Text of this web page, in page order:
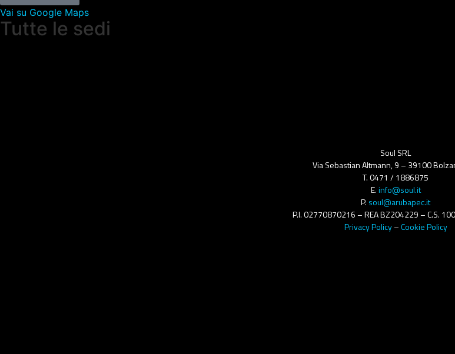
Vai su Google Maps
Tutte le sedi
Soul SRL
Via Sebastian Altmann, 9 – 39100
T. 0471 / 1886875
E.info@soul.it
P. soul@arubapec.it
P.I. 02770870216 – REA BZ204229 – C.S.
Privacy Policy–Cookie Policy